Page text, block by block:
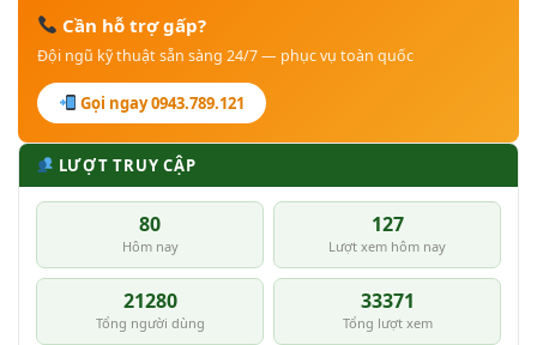
Cần hỗ trợ gấp?
Đội ngũ kỹ thuật sẵn sàng 24/7 — phục vụ toàn quốc
Gọi ngay 0943.789.121
LƯỢT TRUY CẬP
80
Hôm nay
127
Lượt xem hôm nay
21280
Tổng người dùng
33371
Tổng lượt xem